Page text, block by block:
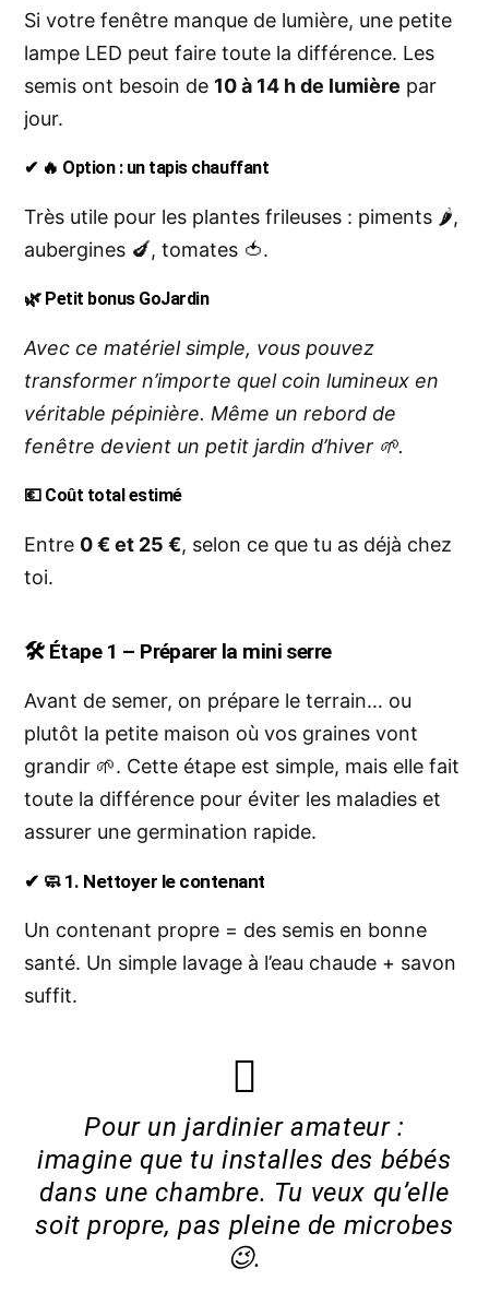
Si votre fenêtre manque de lumière, une petite
lampe LED peut faire toute la différence. Les
semis ont besoin de 10 à 14 h de lumière par
jour.
✔ 🔥 Option : un tapis chauffant
Très utile pour les plantes frileuses : piments 🌶️,
aubergines 🍆, tomates 🍅.
🌿 Petit bonus GoJardin
Avec ce matériel simple, vous pouvez
transformer n’importe quel coin lumineux en
véritable pépinière. Même un rebord de
fenêtre devient un petit jardin d’hiver 🌱.
💶 Coût total estimé
Entre 0 € et 25 €, selon ce que tu as déjà chez
toi.
🛠️ Étape 1 – Préparer la mini serre
Avant de semer, on prépare le terrain… ou
plutôt la petite maison où vos graines vont
grandir 🌱. Cette étape est simple, mais elle fait
toute la différence pour éviter les maladies et
assurer une germination rapide.
✔ 🧼 1. Nettoyer le contenant
Un contenant propre = des semis en bonne
santé. Un simple lavage à l’eau chaude + savon
suffit.
Pour un jardinier amateur :
imagine que tu installes des bébés
dans une chambre. Tu veux qu’elle
soit propre, pas pleine de microbes
😉.